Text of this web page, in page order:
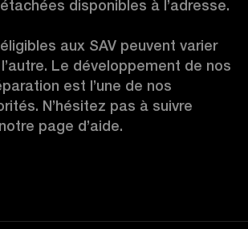
disponibles à l’adresse.
aux SAV peuvent varier
l’autre. Le développement de nos
est l’une de nos
N’hésitez pas à suivre
page d’aide.